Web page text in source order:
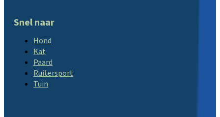
Snel naar
Hond
Kat
Paard
Ruitersport
Tuin